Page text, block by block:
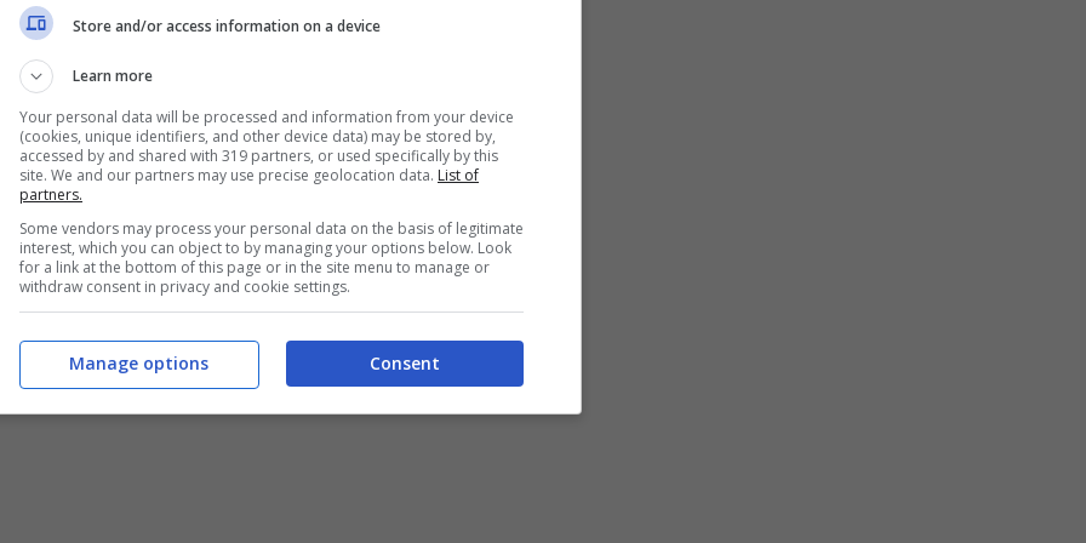
e prostituzione minorile.
Bruti Liberati chiarisce anche la
a Mora ma che in alcuni atti dei pm era
gli avvocati del direttore del Tg4
“L’errata trascrizione dell’utenza
contenuta in un documento di lavoro
era esattoed è su questo che abbiamo
Store and/or access information on a device
Learn more
Your personal data will be processed and information from your device
(cookies, unique identifiers, and other device data) may be stored by,
accessed by and shared with 319 partners, or used specifically by this
site. We and our partners may use precise geolocation data. List of
partners.
Some vendors may process your personal data on the basis of legitimate
interest, which you can object to by managing your options below. Look
for a link at the bottom of this page or in the site menu to manage or
withdraw consent in privacy and cookie settings.
Consent
Manage options